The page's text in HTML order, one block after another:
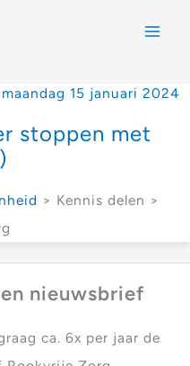
15 januari 2024
stoppen met
> Kennis delen >
nieuwsbrief
ca. 6x per jaar de